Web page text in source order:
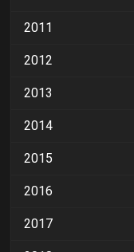
2011
2012
2013
2014
2015
2016
2017